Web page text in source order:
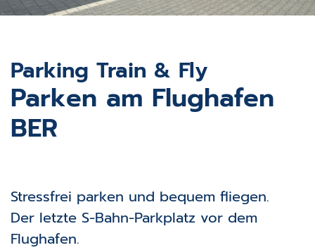
Parking Train & Fly
Parken am Flughafen
BER
Stressfrei parken und bequem fliegen.
Der letzte S-Bahn-Parkplatz vor dem
Flughafen.